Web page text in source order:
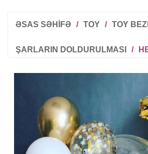
ƏSAS SƏHİFƏ / TOY / TOY
ŞARLARIN DOLDURULMASI /